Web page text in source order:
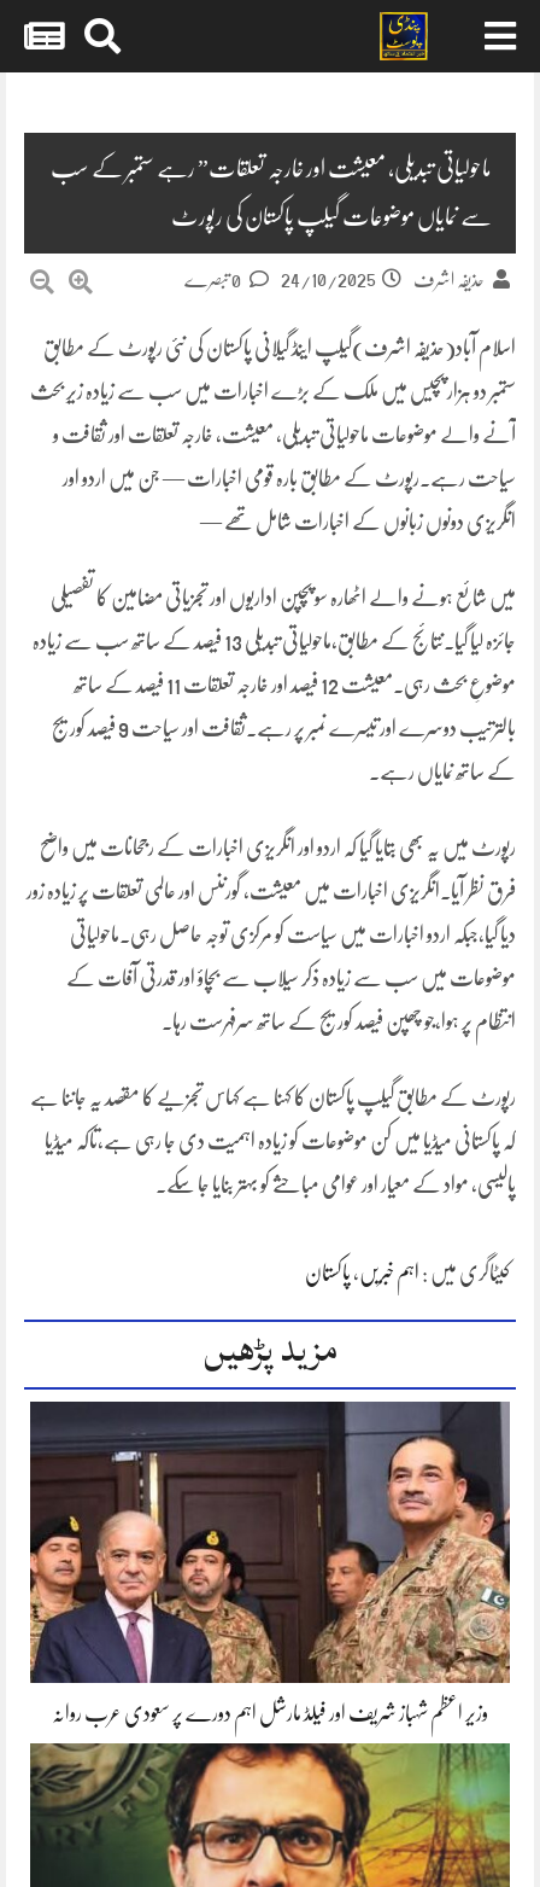
ماحولیاتی تبدیلی، معیشت اور خارجہ تعلقات” رہے ستمبر کے سب
سے نمایاں موضوعات گیلپ پاکستان کی رپورٹ
حذیفہ اشرف 24/10/2025
اسلام آباد(حذیفہ اشرف)گیلپ اینڈ گیلانی پاکستان کی نئی رپورٹ کے مطابق
ستمبر دو ہزار پچیس میں ملک کے بڑے اخبارات میں سب سے زیادہ زیرِ بحث
آنے والے موضوعات ماحولیاتی تبدیلی، معیشت، خارجہ تعلقات اور ثقافت و
سیاحت رہے۔رپورٹ کے مطابق بارہ قومی اخبارات — جن میں اردو اور
انگریزی دونوں زبانوں کے اخبارات شامل تھے —
میں شائع ہونے والے اٹھارہ سو پچپن اداریوں اور تجزیاتی مضامین کا تفصیلی
جائزہ لیا گیا۔نتائج کے مطابق،ماحولیاتی تبدیلی 13 فیصد کے ساتھ سب سے زیادہ
موضوعِ بحث رہی۔معیشت 12 فیصد اور خارجہ تعلقات 11 فیصد کے ساتھ
بالترتیب دوسرے اور تیسرے نمبر پر رہے۔ثقافت اور سیاحت 9 فیصد کوریج
کے ساتھ نمایاں رہے۔
رپورٹ میں یہ بھی بتایا گیا کہ اردو اور انگریزی اخبارات کے رجحانات میں واضح
فرق نظر آیا۔انگریزی اخبارات میں معیشت، گورننس اور عالمی تعلقات پر زیادہ زور
دیا گیا،جبکہ اردو اخبارات میں سیاست کو مرکزی توجہ حاصل رہی۔ماحولیاتی
موضوعات میں سب سے زیادہ ذکر سیلاب سے بچاؤ اور قدرتی آفات کے
انتظام پر ہوا،جو چھپن فیصد کوریج کے ساتھ سرفہرست رہا۔
رپورٹ کے مطابق گیلپ پاکستان کا کہنا ہے کہاس تجزیے کا مقصد یہ جاننا ہے
کہ پاکستانی میڈیا میں کن موضوعات کو زیادہ اہمیت دی جا رہی ہے،تاکہ میڈیا
پالیسی، مواد کے معیار اور عوامی مباحثے کو بہتر بنایا جا سکے۔
کیٹاگری میں : اہم خبریں ، پاکستان
مزید پڑھیں
وزیر اعظم شہباز شریف اور فیلڈ مارشل اہم دورے پر سعودی عرب روانہ